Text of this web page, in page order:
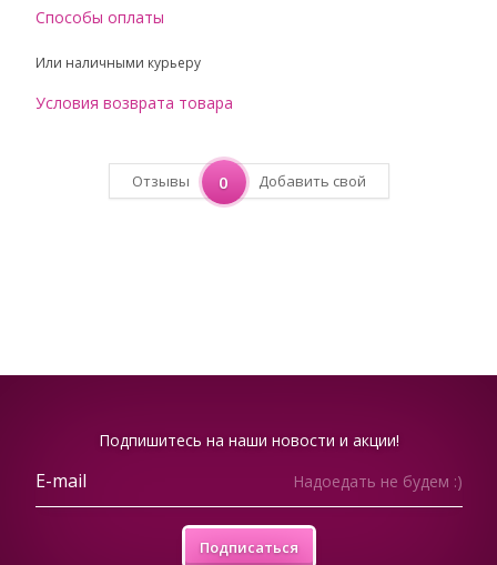
Способы оплаты
Или наличными курьеру
Условия возврата товара
Отзывы 0 Добавить свой
Подпишитесь на наши новости и акции!
Надоедать не будем :)
Подписаться